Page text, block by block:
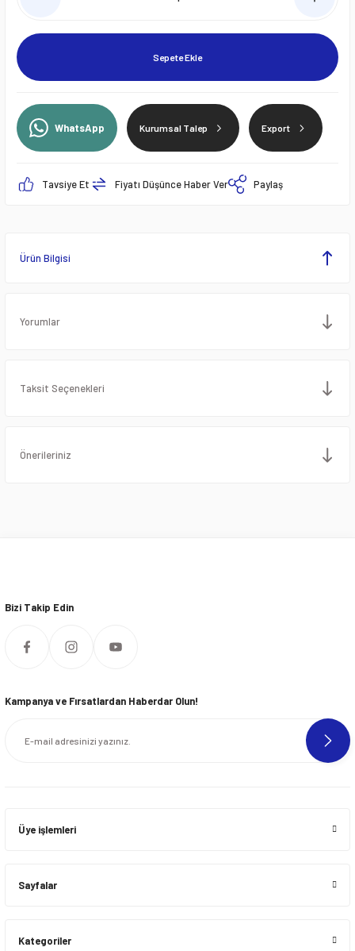
Sepete Ekle
WhatsApp Kurumsal Talep Export
Tavsiye Et Fiyatı Düşünce Haber Ver Paylaş
Ürün Bilgisi
Yorumlar
Taksit Seçenekleri
Önerileriniz
Bizi Takip Edin
Kampanya ve Fırsatlardan Haberdar Olun!
Üye işlemleri
Sayfalar
Kategoriler